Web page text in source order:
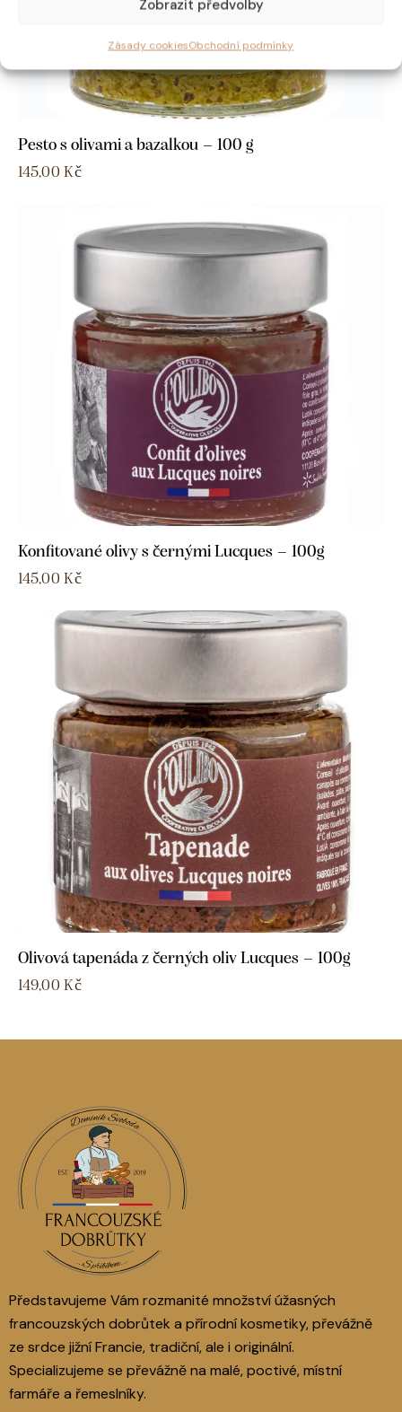
Zobrazit předvolby
Zásady cookiesObchodní podmínky
Pesto s olivami a bazalkou – 100 g
145,00 Kč
Konfitované olivy s černými Lucques – 100g
145,00 Kč
Olivová tapenáda z černých oliv Lucques – 100g
149,00 Kč
Představujeme Vám rozmanité množství úžasných
francouzských dobrůtek a přírodní kosmetiky, převážně
ze srdce jižní Francie, tradiční, ale i originální.
Specializujeme se převážně na malé, poctivé, místní
farmáře a řemeslníky.